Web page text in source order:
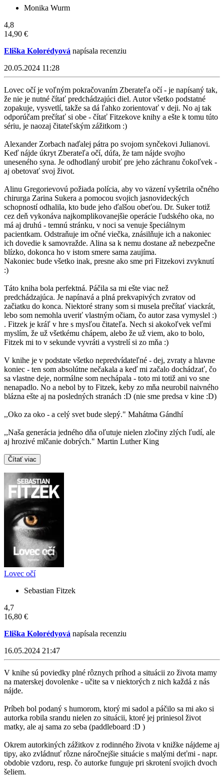
Monika Wurm
4,8
14,90 €
Eliška Kolorédyová napísala recenziu
20.05.2024 11:28
Lovec očí je voľným pokračovaním Zberateľa očí - je napísaný tak,
že nie je nutné čítať predchádzajúci diel. Autor všetko podstatné
zopakuje, vysvetlí, takže sa dá ľahko zorientovať v deji. No aj tak
odporúčam prečítať si obe - čítať Fitzekove knihy a ešte k tomu túto
sériu, je naozaj čitateľským zážitkom :)
Alexander Zorbach naďalej pátra po svojom synčekovi Julianovi.
Keď nájde úkryt Zberateľa očí, dúfa, že tam nájde svojho
uneseného syna. Je odhodlaný urobiť pre jeho záchranu čokoľvek -
aj obetovať svoj život.
Alinu Gregorievovú požiada polícia, aby vo väzení vyšetrila očného
chirurga Zarina Sukera a pomocou svojich jasnovideckých
schopností odhalila, kto bude jeho ďalšou obeťou. Dr. Suker totiž
cez deň vykonáva najkomplikovanejšie operácie ľudského oka, no
má aj druhú - temnú stránku, v noci sa venuje špeciálnym
pacientkam. Odstraňuje im očné viečka, znásilňuje ich a nakoniec
ich dovedie k samovražde. Alina sa k nemu dostane až nebezpečne
blízko, dokonca ho v istom smere sama zaujíma.
Nakoniec bude všetko inak, presne ako sme pri Fitzekovi zvyknutí
:)
Táto kniha bola perfektná. Páčila sa mi ešte viac než
predchádzajúca. Je napínavá a plná prekvapivých zvratov od
začiatku do konca. Niektoré strany som si musela prečítať viackrát,
lebo som nemohla uveriť vlastným očiam, čo autor zasa vymyslel :)
. Fitzek je kráľ v hre s mysľou čitateľa. Nech si akokoľvek veľmi
myslím, že už všetkému chápem, alebo že už viem, ako to bolo,
Fitzek mi to v sekunde vyvráti a vystrelí si zo mňa :)
V knihe je v podstate všetko nepredvídateľné - dej, zvraty a hlavne
koniec - ten som absolútne nečakala a keď mi začalo dochádzať, čo
sa vlastne deje, normálne som nechápala - toto mi totiž ani vo sne
nenapadlo. No a nebol by to Fitzek, keby zo mňa neurobil naivného
blázna ešte aj na posledných stranách :D (nie sme predsa v kine :D)
,,Oko za oko - a celý svet bude slepý." Mahátma Gándhí
,,Naša generácia jedného dňa oľutuje nielen zločiny zlých ľudí, ale
aj hrozivé mlčanie dobrých." Martin Luther King
Čítať viac
Lovec očí
Sebastian Fitzek
4,7
16,80 €
Eliška Kolorédyová napísala recenziu
16.05.2024 21:47
V knihe sú poviedky plné rôznych príhod a situácii zo života mamy
na materskej dovolenke - učite sa v niektorých z nich každá z nás
nájde.
Príbeh bol podaný s humorom, ktorý mi sadol a páčilo sa mi ako si
autorka robila srandu nielen zo situácii, ktoré jej priniesol život
matky, ale aj sama zo seba (paddleboard :D )
Okrem autorkiných zážitkov z rodinného života v knižke nájdeme aj
tipy, ako zvládnuť rôzne náročnejšie situácie s malými deťmi - napr.
obdobie vzdoru, resp. čo autorke funguje pri skrotení svojich dvoch
šeliem.